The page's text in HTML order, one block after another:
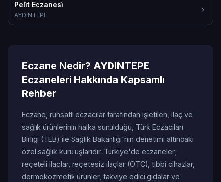
Peli̇t Eczanesi̇
AYDINTEPE
Eczane Nedir? AYDINTEPE
Eczaneleri Hakkında Kapsamlı
Rehber
Eczane, ruhsatlı eczacılar tarafından işletilen, ilaç ve
sağlık ürünlerinin halka sunulduğu, Türk Eczacıları
Birliği (TEB) ile Sağlık Bakanlığı'nın denetimi altındaki
özel sağlık kuruluşlarıdır. Türkiye'de eczaneler;
reçeteli ilaçlar, reçetesiz ilaçlar (OTC), tıbbi cihazlar,
dermokozmetik ürünler, takviye edici gıdalar ve